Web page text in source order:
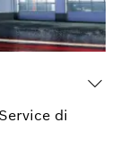
di